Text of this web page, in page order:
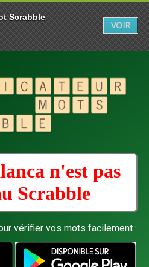
n'est pas
Scrabble
vérifier vos mots facilement :
Scrabble
VOIR